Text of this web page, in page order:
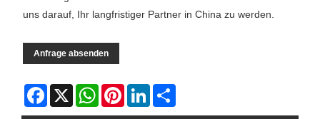
uns darauf, Ihr langfristiger Partner in China zu werden.
Anfrage absenden
Facebook
X WhatsAppPinterestLinkedIn